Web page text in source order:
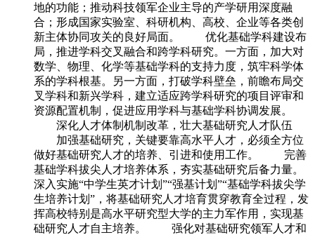
地的功能；推动科技领军企业主导的产学研用深度融
合；形成国家实验室、科研机构、高校、企业等各类创
新主体协同攻关的良好局面。 优化基础学科建设布
局，推进学科交叉融合和跨学科研究。一方面，加大对
数学、物理、化学等基础学科的支持力度，筑牢科学体
系的学科根基。另一方面，打破学科壁垒，前瞻布局交
叉学科和新兴学科，建立适应跨学科研究的项目评审和
资源配置机制，促进应用学科与基础学科协调发展。
深化人才体制机制改革，壮大基础研究人才队伍
加强基础研究，关键要靠高水平人才，必须全方位
做好基础研究人才的培养、引进和使用工作。 完善
基础学科拔尖人才培养体系，夯实基础研究后备力量。
深入实施“中学生英才计划”“强基计划”“基础学科拔尖学
生培养计划”，将基础研究人才培育贯穿教育全过程，发
挥高校特别是高水平研究型大学的主力军作用，实现基
础研究人才自主培养。 强化对基础研究领军人才和